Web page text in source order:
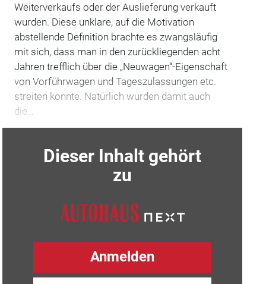
Weiterverkaufs oder der Auslieferung verkauft
wurden. Diese unklare, auf die Motivation
abstellende Definition brachte es zwangsläufig
mit sich, dass man in den zurückliegenden acht
Jahren trefflich über die „Neuwagen“-Eigenschaft
von Vorführwagen und Tageszulassungen etc.
streiten konnte. Natürlich wurden damit auch
die…
Dieser Inhalt gehört
zu
Anmelden